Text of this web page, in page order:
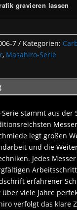
gravieren lassen
7 Kategorien:
, Masahiro-Serie
stammt aus der
legt großen
und die
Jedes
erfahrener
über viele Jahre
verfolgt das klare